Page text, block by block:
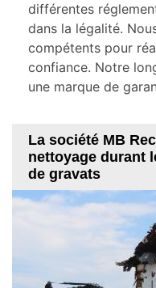
différentes
dans la légalité.
compétents pour
confiance. Notre
une marque de
La société MB
nettoyage durant
de gravats